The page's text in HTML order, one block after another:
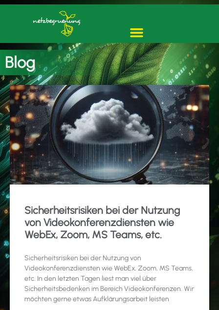
Blog
Sicherheitsrisiken bei der Nutzung
von Videokonferenzdiensten wie
WebEx, Zoom, MS Teams, etc.
Sicherheitsrisiken bei der Nutzung von
Videokonferenzdiensten wie WebEx, Zoom, MS Teams,
etc. In den letzten Tagen liest man viel über
Sicherheitsbedenken im Bereich Videokonferenzen. Wir
möchten gerne etwas Aufklärungsarbeit leisten